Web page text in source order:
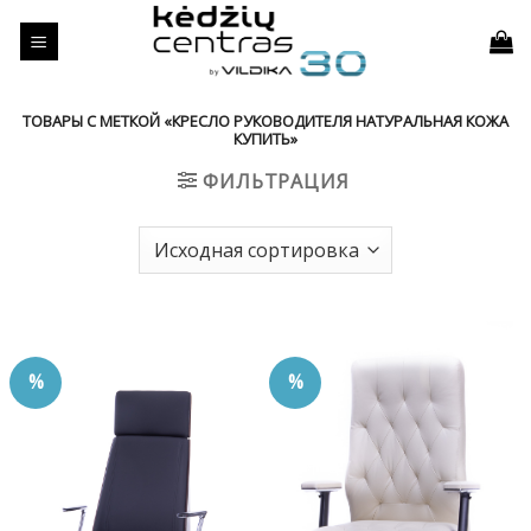
ТОВАРЫ С МЕТКОЙ «КРЕСЛО РУКОВОДИТЕЛЯ НАТУРАЛЬНАЯ КОЖА
КУПИТЬ»
ФИЛЬТРАЦИЯ
% %